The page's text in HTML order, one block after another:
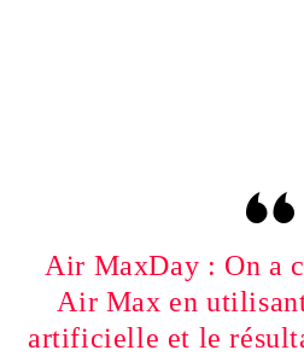
Air MaxDay : On a
Air Max en
artificielle et le